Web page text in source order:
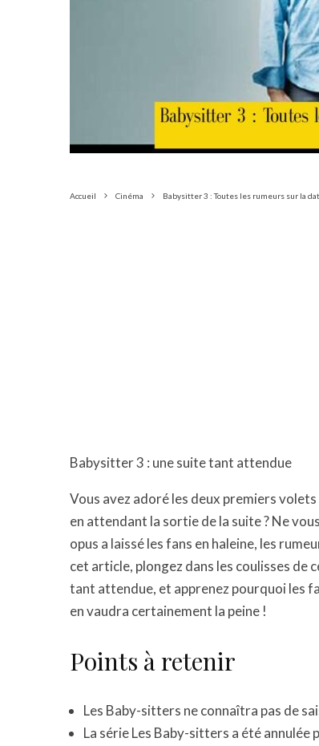
Accueil Cinéma Babysitter 3 : Toutes les rumeurs sur la
Babysitter 3 : une suite tant attendue
Vous avez adoré les deux premiers
en attendant la sortie de la suite ? Ne
opus a laissé les fans en haleine, les
cet article, plongez dans les coulisses de
tant attendue, et apprenez pourquoi les
en vaudra certainement la peine !
Points à retenir
Les Baby-sitters ne connaîtra pas de
La série Les Baby-sitters a été